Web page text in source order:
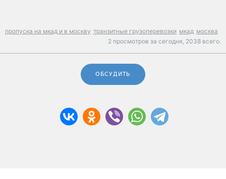
пропуска на мкад и в москву транзитные грузоперевозки мкад москва
2 просмотров за сегодня, 2038 всего.
ОБСУДИТЬ